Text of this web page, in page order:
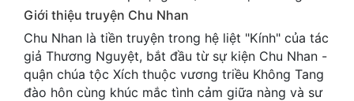
Dã Sử
Dị Giới
Dị Năng
Giới thiệu truyện Chu Nhan
Chu Nhan là tiền truyện trong hệ liệt "Kính" của tác
giả Thương Nguyệt, bắt đầu từ sự kiện Chu Nhan -
quận chúa tộc Xích thuộc vương triều Không Tang
đào hôn cùng khúc mắc tình cảm giữa nàng và sư